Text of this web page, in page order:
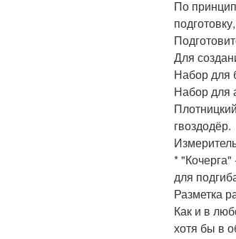
По
Для
Набор для
Набор для
гвоздодёр.
*
для
Разметка
Как и в
хотя бы в